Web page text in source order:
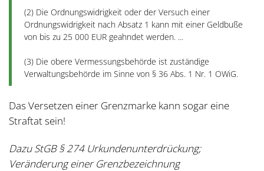
(2) Die Ordnungswidrigkeit oder der Versuch einer
Ordnungswidrigkeit nach Absatz 1 kann mit einer Geldbuße
von bis zu 25 000 EUR geahndet werden. ...
(3) Die obere Vermessungsbehörde ist zuständige
Verwaltungsbehörde im Sinne von § 36 Abs. 1 Nr. 1 OWiG.
Das Versetzen einer Grenzmarke kann sogar eine
Straftat sein!
Dazu StGB § 274 Urkundenunterdrückung;
Veränderung einer Grenzbezeichnung